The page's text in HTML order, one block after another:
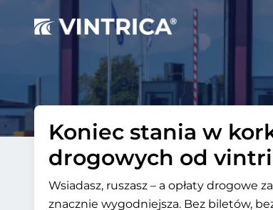
Koniec stania w
drogowych od
Wsiadasz, ruszasz – a opłaty drogowe
znacznie wygodniejsza. Bez biletów,